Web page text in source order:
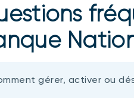
gérer, activer ou